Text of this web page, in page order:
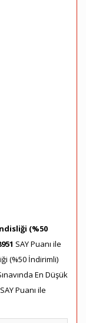
(%50
SAY Puanı ile
(%50 İndirimli)
En Düşük
Puanı ile